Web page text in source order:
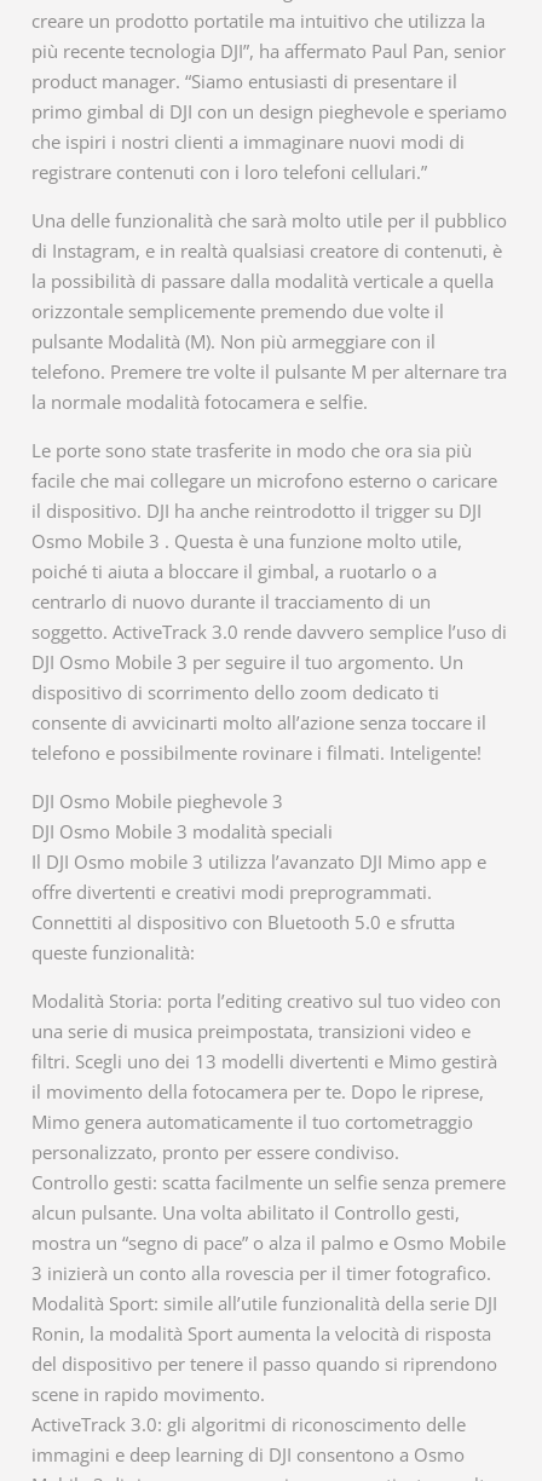
creare un prodotto portatile ma intuitivo che utilizza la
più recente tecnologia DJI”, ha affermato Paul Pan, senior
product manager. “Siamo entusiasti di presentare il
primo gimbal di DJI con un design pieghevole e speriamo
che ispiri i nostri clienti a immaginare nuovi modi di
registrare contenuti con i loro telefoni cellulari.”
Una delle funzionalità che sarà molto utile per il pubblico
di Instagram, e in realtà qualsiasi creatore di contenuti, è
la possibilità di passare dalla modalità verticale a quella
orizzontale semplicemente premendo due volte il
pulsante Modalità (M). Non più armeggiare con il
telefono. Premere tre volte il pulsante M per alternare tra
la normale modalità fotocamera e selfie.
Le porte sono state trasferite in modo che ora sia più
facile che mai collegare un microfono esterno o caricare
il dispositivo. DJI ha anche reintrodotto il trigger su DJI
Osmo Mobile 3 . Questa è una funzione molto utile,
poiché ti aiuta a bloccare il gimbal, a ruotarlo o a
centrarlo di nuovo durante il tracciamento di un
soggetto. ActiveTrack 3.0 rende davvero semplice l’uso di
DJI Osmo Mobile 3 per seguire il tuo argomento. Un
dispositivo di scorrimento dello zoom dedicato ti
consente di avvicinarti molto all’azione senza toccare il
telefono e possibilmente rovinare i filmati. Inteligente!
DJI Osmo Mobile pieghevole 3
DJI Osmo Mobile 3 modalità speciali
Il DJI Osmo mobile 3 utilizza l’avanzato DJI Mimo app e
offre divertenti e creativi modi preprogrammati.
Connettiti al dispositivo con Bluetooth 5.0 e sfrutta
queste funzionalità:
Modalità Storia: porta l’editing creativo sul tuo video con
una serie di musica preimpostata, transizioni video e
filtri. Scegli uno dei 13 modelli divertenti e Mimo gestirà
il movimento della fotocamera per te. Dopo le riprese,
Mimo genera automaticamente il tuo cortometraggio
personalizzato, pronto per essere condiviso.
Controllo gesti: scatta facilmente un selfie senza premere
alcun pulsante. Una volta abilitato il Controllo gesti,
mostra un “segno di pace” o alza il palmo e Osmo Mobile
3 inizierà un conto alla rovescia per il timer fotografico.
Modalità Sport: simile all’utile funzionalità della serie DJI
Ronin, la modalità Sport aumenta la velocità di risposta
del dispositivo per tenere il passo quando si riprendono
scene in rapido movimento.
ActiveTrack 3.0: gli algoritmi di riconoscimento delle
immagini e deep learning di DJI consentono a Osmo